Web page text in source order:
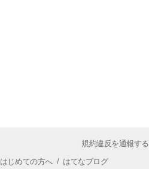
規約違反を通報する
はじめての方へ/ はてなブログ